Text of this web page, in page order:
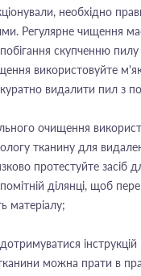
необхідно
Регулярне чищення
скупченню
використовуйте
видалити пил з
очищення
тканину для
протестуйте засіб
ділянці, щоб
матеріалу;
можна прати в